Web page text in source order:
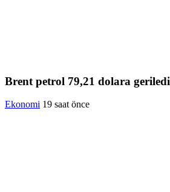
Brent petrol 79,21 dolara geriledi
Ekonomi 19 saat önce